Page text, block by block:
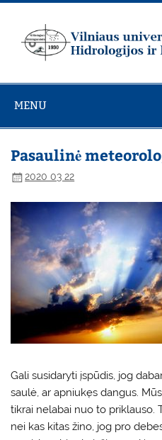
Skip
MENU
Pasaulinė
2020 03 22
Gali susidaryti įspūdis, jog
saulė, ar apniukęs dangus.
tikrai nelabai nuo to priklauso.
nei kas kitas žino, jog pro